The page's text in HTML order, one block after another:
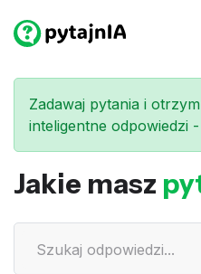
Zadawaj pytania i
inteligentne odpowiedzi
Jakie masz